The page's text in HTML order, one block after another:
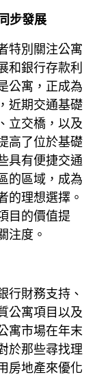
步發展
特別關注公寓
和銀行存款利
公寓，正成為
近期交通基礎
立交橋，以及
高了位於基礎
具有便捷交通
的區域，成為
的理想選擇。
目的價值提
注度。
行財務支持、
公寓項目以及
寓市場在年末
於那些尋找理
房地產來優化